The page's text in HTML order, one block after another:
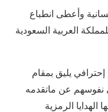
وأعطى انطباع
العربية السعودية
يليق بمقام
نفوسهم عن ماتقدمه
الرمزية